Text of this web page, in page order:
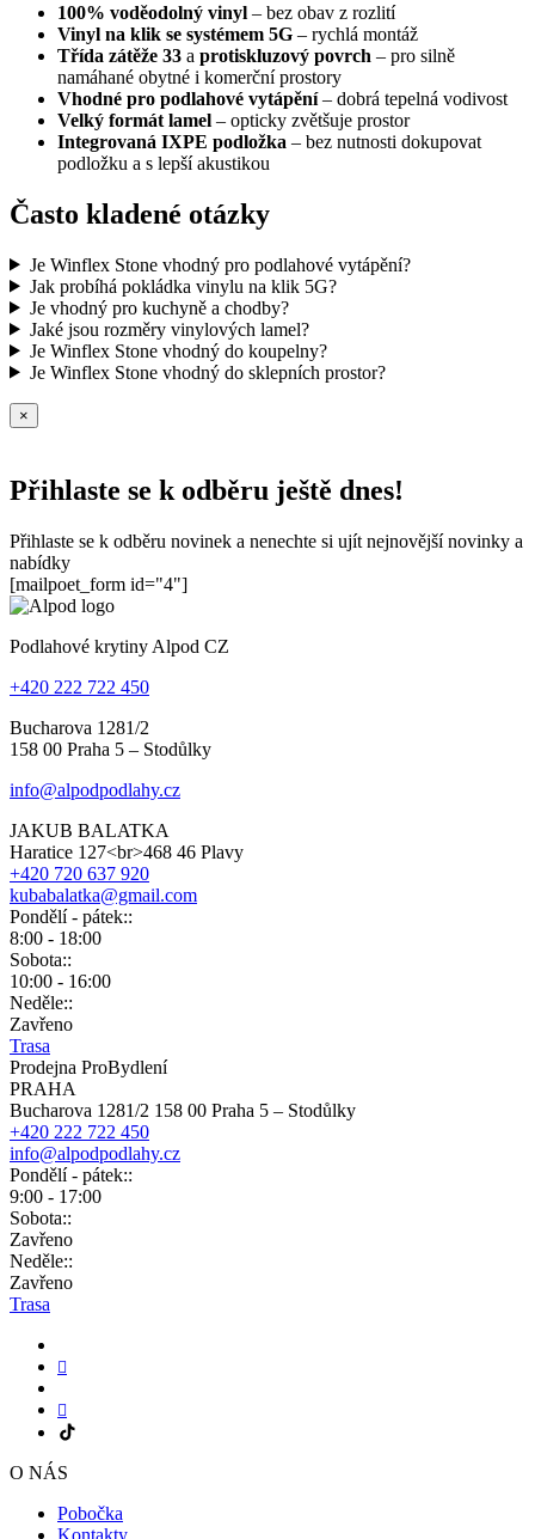
100% voděodolný vinyl – bez obav z rozlití
Vinyl na klik se systémem 5G – rychlá montáž
Třída zátěže 33 a protiskluzový povrch – pro silně
namáhané obytné i komerční prostory
Vhodné pro podlahové vytápění– dobrá tepelná vodivost
Velký formát lamel – opticky zvětšuje prostor
Integrovaná IXPE podložka – bez nutnosti dokupovat
podložku a s lepší akustikou
Často kladené otázky
Je Winflex Stone vhodný pro podlahové vytápění?
Jak probíhá pokládka vinylu na klik 5G?
Je vhodný pro kuchyně a chodby?
Jaké jsou rozměry vinylových lamel?
Je Winflex Stone vhodný do koupelny?
Je Winflex Stone vhodný do sklepních prostor?
×
Přihlaste se k odběru ještě dnes!
Přihlaste se k odběru novinek a nenechte si ujít nejnovější novinky a
nabídky
[mailpoet_form id="4"]
Podlahové krytiny Alpod CZ
+420 222 722 450
Bucharova 1281/2
158 00 Praha 5 – Stodůlky
info@alpodpodlahy.cz
JAKUB BALATKA
Haratice 127<br>468 46 Plavy
+420 720 637 920
kubabalatka@gmail.com
Pondělí - pátek::
8:00 - 18:00
Sobota::
10:00 - 16:00
Neděle::
Zavřeno
Trasa
Prodejna ProBydlení
PRAHA
Bucharova 1281/2 158 00 Praha 5 – Stodůlky
+420 222 722 450
info@alpodpodlahy.cz
Pondělí - pátek::
9:00 - 17:00
Sobota::
Zavřeno
Neděle::
Zavřeno
Trasa
O NÁS
Pobočka